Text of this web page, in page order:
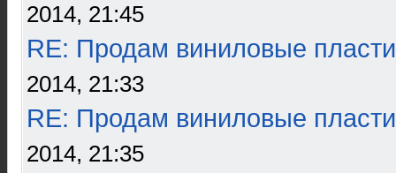
2014, 21:45
RE: Продам виниловые
2014, 21:33
RE: Продам виниловые
2014, 21:35